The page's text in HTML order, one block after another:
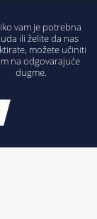
vam je potrebna
ili želite da nas
možete učiniti
na odgovarajuće
dugme.